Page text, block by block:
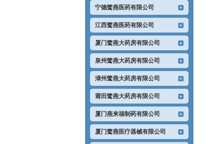
宁德鹭燕医药有限公司
江西鹭燕医药有限公司
厦门鹭燕大药房有限公司
泉州鹭燕大药房有限公司
漳州鹭燕大药房有限公司
莆田鹭燕大药房有限公司
厦门燕来福制药有限公司
厦门鹭燕医疗器械有限公司